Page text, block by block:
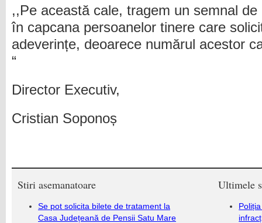
,,Pe această cale, tragem un semnal
în capcana persoanelor tinere care
adeverințe, deoarece numărul acestor
“
Director Executiv,
Cristian Soponoș
Stiri asemanatoare
Se pot solicita bilete de tratament la
Casa Județeană de Pensii Satu Mare
Ultimele